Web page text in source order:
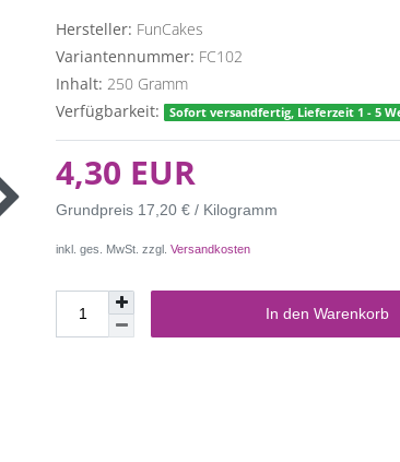
Hersteller: FunCakes
Variantennummer: FC102
Inhalt: 250 Gramm
Verfügbarkeit:
Sofort versandfertig, Lieferzeit 1 - 5
4,30 EUR
Grundpreis 17,20 € / Kilogramm
inkl. ges. MwSt. zzgl.Versandkosten
In den Warenkorb